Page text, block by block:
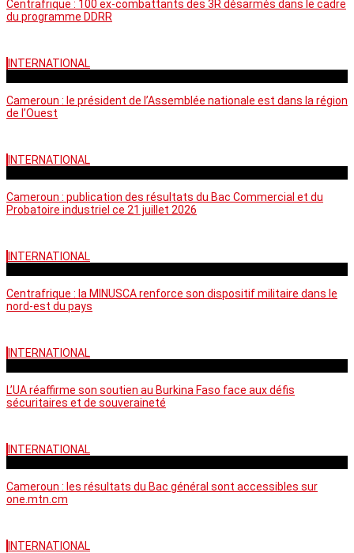
Centrafrique : 100 ex-combattants des 3R désarmés dans le cadre
du programme DDRR
INTERNATIONAL
Cameroun : le président de l’Assemblée nationale est dans la région
de l’Ouest
INTERNATIONAL
Cameroun : publication des résultats du Bac Commercial et du
Probatoire industriel ce 21 juillet 2026
INTERNATIONAL
Centrafrique : la MINUSCA renforce son dispositif militaire dans le
nord-est du pays
INTERNATIONAL
L’UA réaffirme son soutien au Burkina Faso face aux défis
sécuritaires et de souveraineté
INTERNATIONAL
Cameroun : les résultats du Bac général sont accessibles sur
one.mtn.cm
INTERNATIONAL